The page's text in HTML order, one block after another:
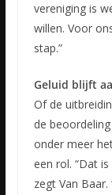
vereniging is
willen. Voor
stap.”
Geluid blijft
Of de
de
onder meer
een rol. “Dat
zegt Van